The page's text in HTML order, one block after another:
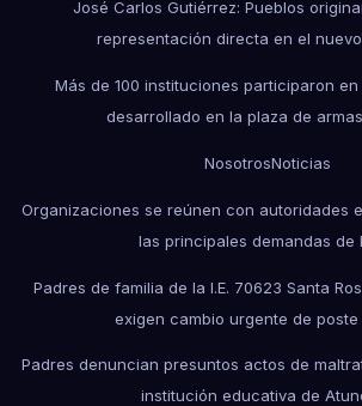
José Carlos Gutiérrez: Pueblos
representación directa en el
Más de 100 instituciones participaron
desarrollado en la plaza de
NosotrosNoticias
Organizaciones se reúnen con autoridades
las principales demandas de
Padres de familia de la I.E. 70623 Santa
exigen cambio urgente de poste
Padres denuncian presuntos actos de
institución educativa de